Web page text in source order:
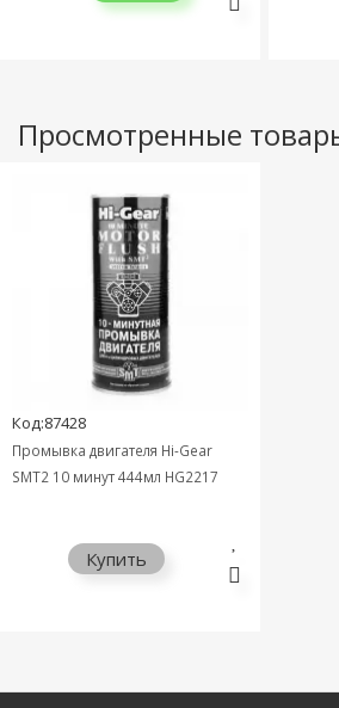
Просмотренные
Код:87428
Промывка двигателя Hi-Gear
SMT2 10 минут 444мл HG2217
Купить